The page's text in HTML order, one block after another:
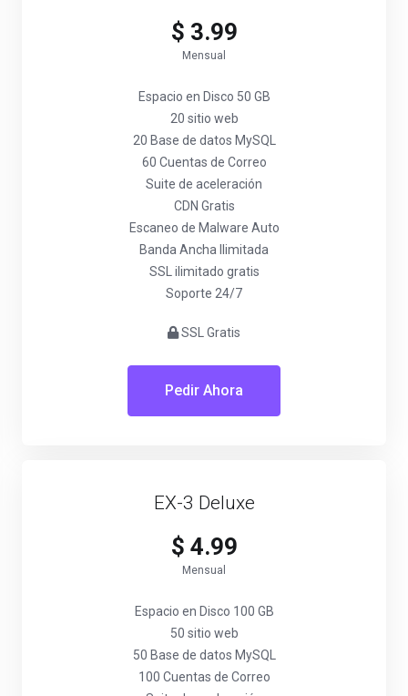
$ 3.99
Mensual
Espacio en Disco 50 GB
20 sitio web
20 Base de datos MySQL
60 Cuentas de Correo
Suite de aceleración
CDN Gratis
Escaneo de Malware Auto
Banda Ancha Ilimitada
SSL ilimitado gratis
Soporte 24/7
SSL Gratis
Pedir Ahora
EX-3 Deluxe
$ 4.99
Mensual
Espacio en Disco 100 GB
50 sitio web
50 Base de datos MySQL
100 Cuentas de Correo